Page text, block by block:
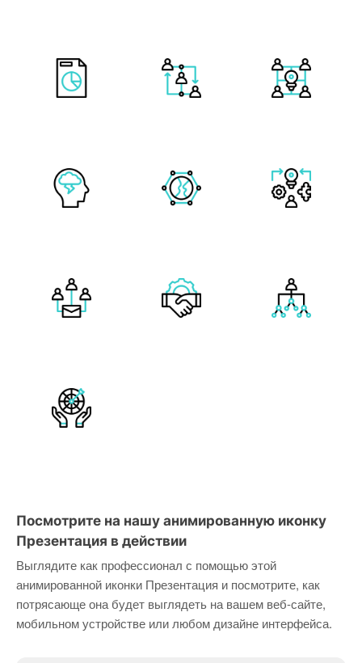
Посмотрите на нашу анимированную иконку
Презентация в действии
Выглядите как профессионал с помощью этой
анимированной иконки Презентация и посмотрите, как
потрясающе она будет выглядеть на вашем веб-сайте,
мобильном устройстве или любом дизайне интерфейса.